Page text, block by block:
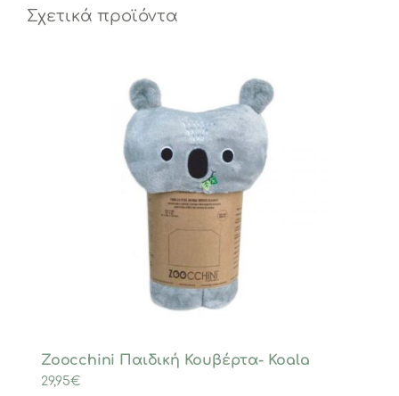
Σχετικά προϊόντα
Zoocchini Παιδική Κουβέρτα- Koala
29,95€